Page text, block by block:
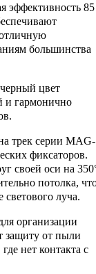
эффективность 85
большинства
цвет
и гармонично
трек серии MAG-
фиксаторов.
своей оси на
потолка,
светового луча.
организации
защиту от пыли
нет контакта с